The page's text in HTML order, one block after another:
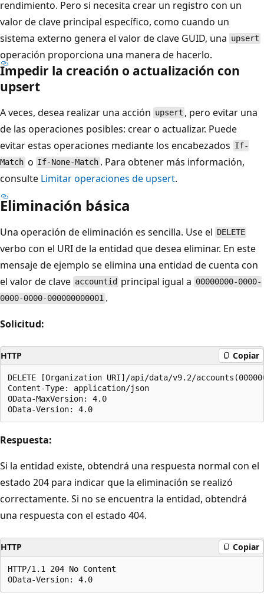
rendimiento. Pero si necesita crear un registro con un
valor de clave principal específico, como cuando un
sistema externo genera el valor de clave GUID, una upsert
operación proporciona una manera de hacerlo.
Impedir la creación o actualización con
upsert
A veces, desea realizar una acción upsert , pero evitar una
de las operaciones posibles: crear o actualizar. Puede
evitar estas operaciones mediante los encabezados If-
Match o If-None-Match . Para obtener más información,
consulte Limitar operaciones de upsert.
Eliminación básica
Una operación de eliminación es sencilla. Use el DELETE
verbo con el URI de la entidad que desea eliminar. En este
mensaje de ejemplo se elimina una entidad de cuenta con
el valor de clave accountid principal igual a 00000000-0000-
0000-0000-000000000001 .
Solicitud:
HTTP Copiar
DELETE [Organization URI]/api/data/v9.2/
Content-Type: application/json
OData-MaxVersion: 4.0
Respuesta:
Si la entidad existe, obtendrá una respuesta normal con el
estado 204 para indicar que la eliminación se realizó
correctamente. Si no se encuentra la entidad, obtendrá
una respuesta con el estado 404.
HTTP Copiar
HTTP/1.1 204 No Content